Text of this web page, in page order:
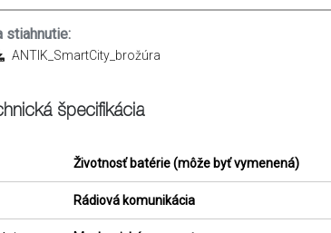
stiahnutie:
ANTIK_SmartCity_brožúra
špecifikácia
Životnosť batérie (môže byť vymenená)
Rádiová komunikácia